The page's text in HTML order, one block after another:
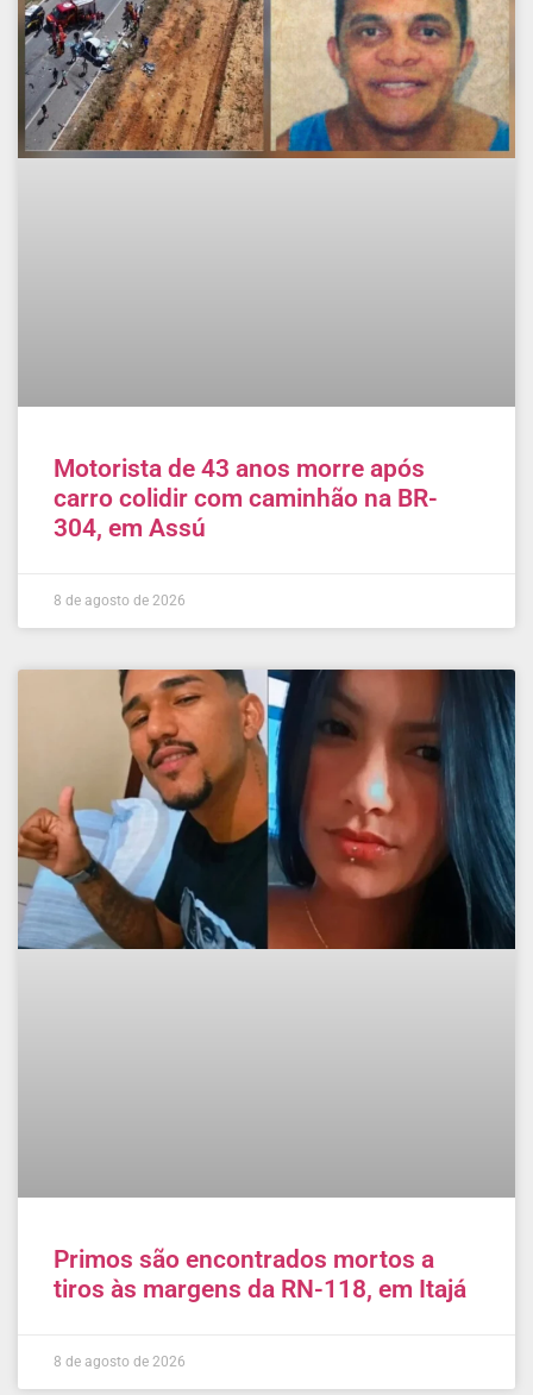
Motorista de 43 anos morre após
carro colidir com caminhão na BR-
304, em Assú
8 de agosto de 2026
Primos são encontrados mortos a
tiros às margens da RN-118, em Itajá
8 de agosto de 2026